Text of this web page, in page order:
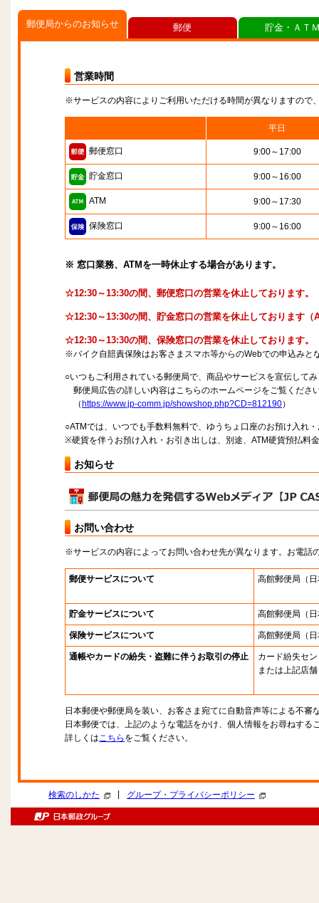
郵便局からのお知らせ
営業時間
※サービスの内容によりご利用いただける時間が異なりますので
平日
郵便窓口 9:00～17:00
貯金窓口 9:00～16:00
ATM 9:00～17:30
保険窓口 9:00～16:00
※ 窓口業務、ATMを一時休止する場合があります。
☆12:30～13:30の間、郵便窓口の営業を休止しております。
☆12:30～13:30の間、貯金窓口の営業を休止しております（
☆12:30～13:30の間、保険窓口の営業を休止しております。
※バイク自賠責保険はお客さまスマホ等からのWebでの申込みと
○いつもご利用されている郵便局で、商品やサービスを宣伝して
郵便局広告の詳しい内容はこちらのホームページをご覧くださ
（ https://www.jp-comm.jp/showshop.php?CD=812190）
○ATMでは、いつでも手数料無料で、ゆうちょ口座のお預け入れ
※硬貨を伴うお預け入れ・お引き出しは、別途、ATM硬貨預払料
お知らせ
お問い合わせ
※サービスの内容によってお問い合わせ先が異なります。お電話
郵便サービスについて 高館郵便局 （
貯金サービスについて 高館郵便局 （
保険サービスについて 高館郵便局 （
通帳やカードの紛失・盗難に伴うお取引の停止
カード紛失セ
または上記店舗
日本郵便や郵便局を装い、お客さま宛てに自動音声等による不審
日本郵便では、上記のような電話をかけ、個人情報をお尋ねする
詳しくはこちら をご覧ください。
郵便 貯金・ＡＴ
検索のしかた グループ・プライバシーポリシー